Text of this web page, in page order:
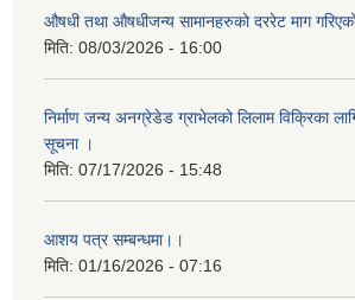
औषधी तथा औषधीजन्य सामानहरुको दररेट माग
मिति: 08/03/2026 - 16:00
निर्माण जन्य अनग्रेडेड ग्राभेलको लिलाम विक्रिका
सूचना ।
मिति: 07/17/2026 - 15:48
आशय पत्र सम्बन्धमा।।
मिति: 01/16/2026 - 07:16